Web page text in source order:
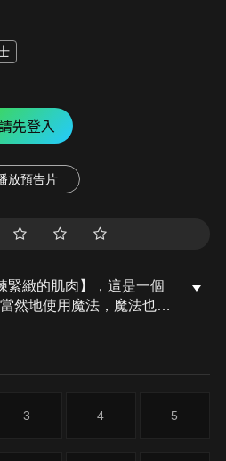
先登入
放預告片
緊緻的肌肉】，這是一個
然地使用魔法，魔法也是
格羅生活在一起。祖父經
愛的奶油泡芙而獨自來到
3 4 5